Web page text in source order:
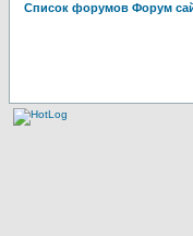
Список форумов Форум